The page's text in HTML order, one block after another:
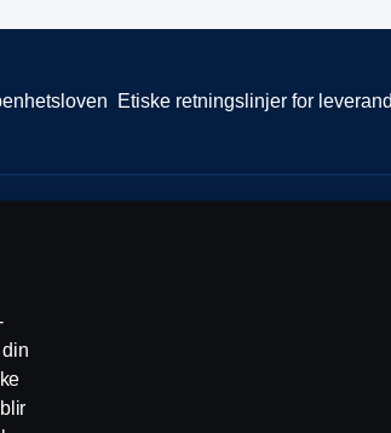
Etiske retningslinjer for